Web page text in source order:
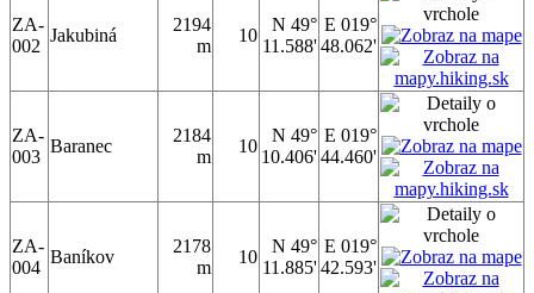
ZA-
002
Jakubiná
2194
m
10
N 49°
11.588'
E 019°
48.062'
ZA-
003
Baranec
2184
m
10
N 49°
10.406'
E 019°
44.460'
ZA-
004
Baníkov
2178
m
10
N 49°
11.885'
E 019°
42.593'